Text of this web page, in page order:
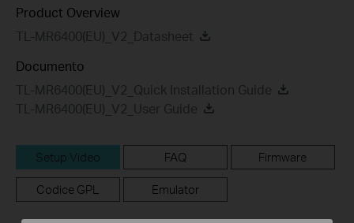
Product Overview
TL-MR6400(EU)_V2_Datasheet
Documento
TL-MR6400(EU)_V2_Quick Installation Guide
TL-MR6400(EU)_V2_User Guide
Setup Video FAQ Firmware
Codice GPL Emulator